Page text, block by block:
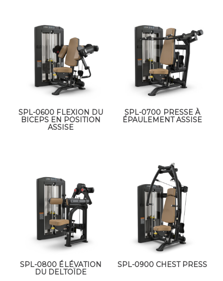
SPL-0600 FLEXION DU
BICEPS EN POSITION
ASSISE
SPL-0700 PRESSE À
ÉPAULEMENT ASSISE
SPL-0800 ÉLÉVATION
DU DELTOÏDE
SPL-0900 CHEST PRESS